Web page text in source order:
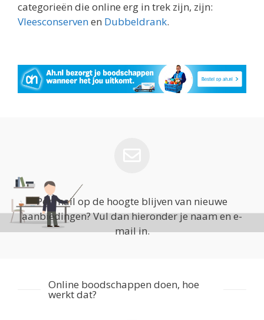
categorieën die online erg in trek zijn, zijn:
Vleesconservenen Dubbeldrank.
Per mail op de hoogte blijven van nieuwe
aanbiedingen? Vul dan hieronder je naam en e-
mail in.
Online boodschappen doen, hoe
werkt dat?